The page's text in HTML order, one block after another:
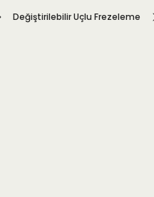
Değiştirilebilir Uçlu Frezeleme